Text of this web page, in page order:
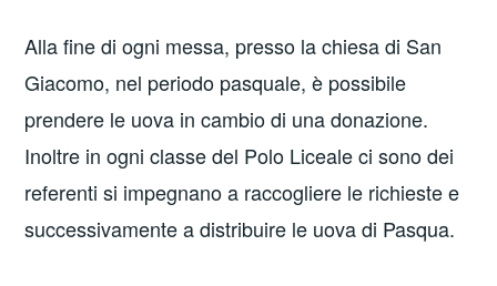
Alla fine di ogni messa, presso la chiesa di San
Giacomo, nel periodo pasquale, è possibile
prendere le uova in cambio di una donazione.
Inoltre in ogni classe del Polo Liceale ci sono dei
referenti si impegnano a raccogliere le richieste e
successivamente a distribuire le uova di Pasqua.